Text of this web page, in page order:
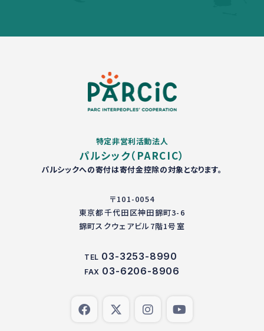
特定非営利活動法人
パルシック（PARCIC）
パルシックへの寄付は寄付金控除の対象となります。
〒101-0054
東京都千代田区神田錦町3-6
錦町スクウェアビル7階1号室
TEL 03-3253-8990
FAX 03-6206-8906